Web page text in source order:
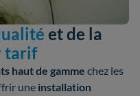
et de la
tarif
haut de gamme chez les
une installation